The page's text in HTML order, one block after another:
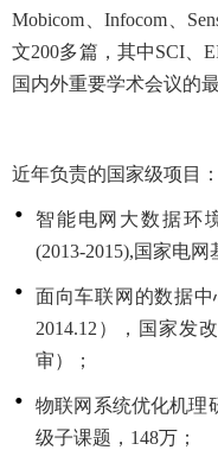
Mobicom、Infocom、
文200多篇，其中SCI、
国内外重要学术会议的
近年负责的国家级项目：
智能电网大数据环
(2013-2015),国家电网
面向车联网的数据中
2014.12），国家发
审）；
物联网系统优化机理
级子课题，148万；